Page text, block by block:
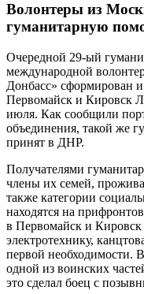
Волонтеры из
гуманитарную
Очередной 29-ый
международной
Донбасс» сформирован
Первомайск и Кировск
июля. Как сообщили
объединения, такой же
принят в ДНР.
Получателями
члены их семей,
также категории
находятся на
в Первомайск и
электротехнику,
первой необходимости.
одной из воинских
это сделал боец с